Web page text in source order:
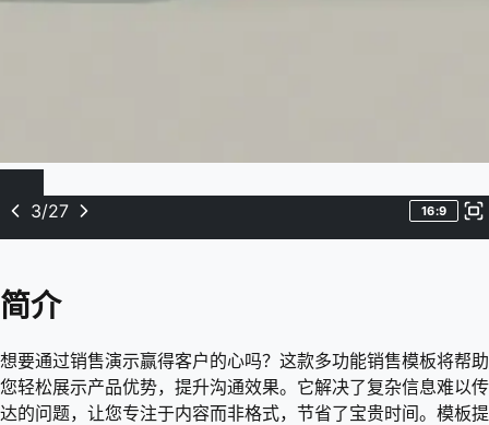
3/27 16:9
简介
想要通过销售演示赢得客户的心吗？这款多功能销售模板将帮助
您轻松展示产品优势，提升沟通效果。它解决了复杂信息难以传
达的问题，让您专注于内容而非格式，节省了宝贵时间。模板提